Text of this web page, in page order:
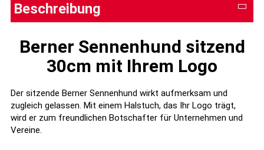
Beschreibung
Berner Sennenhund sitzend
30cm mit Ihrem Logo
Der sitzende Berner Sennenhund wirkt aufmerksam und
zugleich gelassen. Mit einem Halstuch, das Ihr Logo trägt,
wird er zum freundlichen Botschafter für Unternehmen und
Vereine.